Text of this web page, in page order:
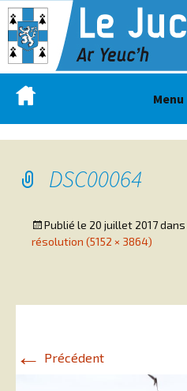
Menu
DSC00064
Publié le 20 juillet 2017dans
résolution (5152 × 3864)
← Précédent